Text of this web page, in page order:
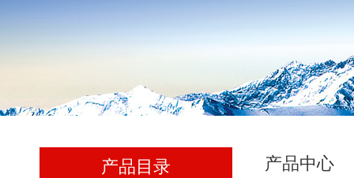
产品目录 产品中心